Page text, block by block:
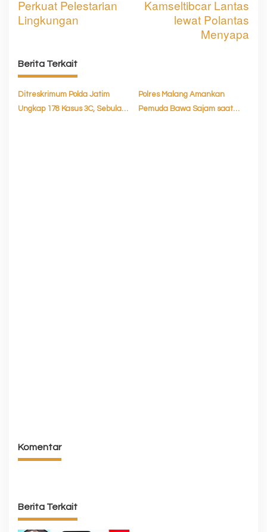
i
g
s
i
p
Perkuat Pelestarian
Lingkungan
Kamseltibcar Lantas
lewat Polantas
Menyapa
Berita Terkait
Ditreskrimum Polda Jatim
Ungkap 178 Kasus 3C, Sebulan
Polres Malang Amankan
Pemuda Bawa Sajam saat
Komentar
Berita Terkait